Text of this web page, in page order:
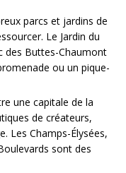
parcs et jardins de
Le Jardin du
des Buttes-Chaumont
ou un pique-
une capitale de la
de créateurs,
Les Champs-Élysées,
sont des